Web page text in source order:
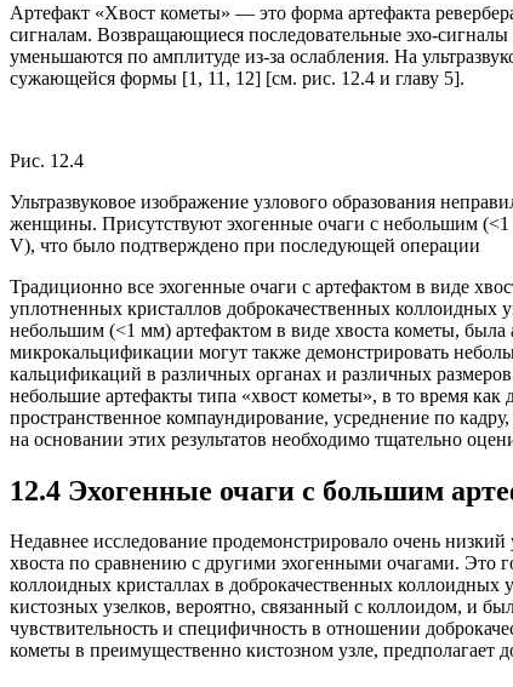
Артефакт «Хвост кометы» — это форма артефакта
сигналам. Возвращающиеся последовательные эхо-сигналы
уменьшаются по амплитуде из-за ослабления. На
сужающейся формы [1, 11, 12] [см. рис. 12.4 и главу 5].
Рис. 12.4
Ультразвуковое изображение узлового образования
женщины. Присутствуют эхогенные очаги с небольшим
V), что было подтверждено при последующей операции
Традиционно все эхогенные очаги с артефактом в виде
уплотненных кристаллов доброкачественных коллоидных
небольшим (<1 мм) артефактом в виде хвоста кометы, была
микрокальцификации могут также демонстрировать
кальцификаций в различных органах и различных
небольшие артефакты типа «хвост кометы», в то время как
пространственное компаундирование, усреднение по
на основании этих результатов необходимо тщательно
12.4 Эхогенные очаги с большим
Недавнее исследование продемонстрировало очень
хвоста по сравнению с другими эхогенными очагами. Это
коллоидных кристаллах в доброкачественных коллоидных
кистозных узелков, вероятно, связанный с коллоидом, и
чувствительность и специфичность в отношении
кометы в преимущественно кистозном узле, предполагает